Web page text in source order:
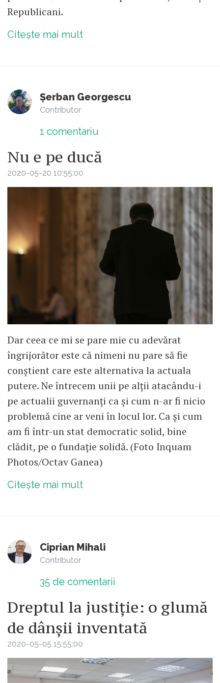
Republicani.
Citește mai mult
Șerban Georgescu
Contributor
1 comentariu
Nu e pe ducă
2020-05-20 10:55:00
Dar ceea ce mi se pare mie cu adevărat
îngrijorător este că nimeni nu pare să fie
conștient care este alternativa la actuala
putere. Ne întrecem unii pe alții atacându-i
pe actualii guvernanți ca și cum n-ar fi nicio
problemă cine ar veni în locul lor. Ca și cum
am fi într-un stat democratic solid, bine
clădit, pe o fundație solidă. (Foto Inquam
Photos/Octav Ganea)
Citește mai mult
Ciprian Mihali
Contributor
35 de comentarii
Dreptul la justiție: o glumă
de dânșii inventată
2020-05-05 15:55:00